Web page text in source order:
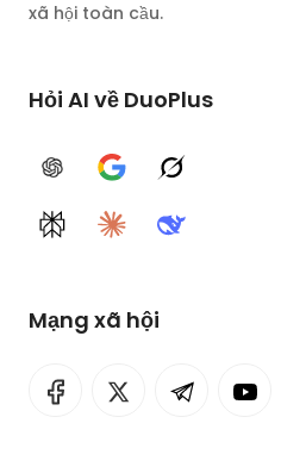
xã hội toàn cầu.
Hỏi AI về DuoPlus
ChatGPTGoogle AIGrok
PerplexityClaudeDeepSeek
Mạng xã hội